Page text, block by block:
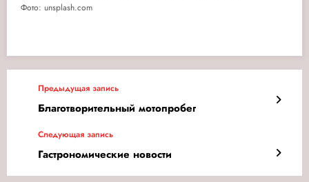
Фото: unsplash.com
Предыдущая запись
Благотворительный мотопробег
Следующая запись
Гастрономические новости